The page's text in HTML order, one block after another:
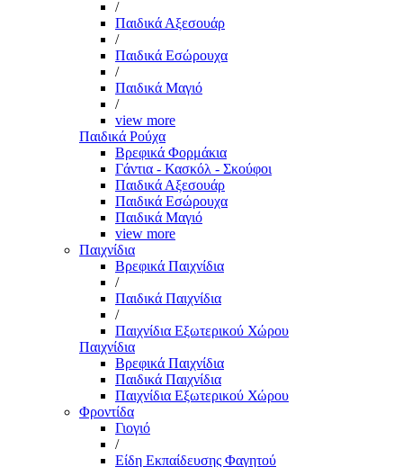
/
Παιδικά Αξεσουάρ
/
Παιδικά Εσώρουχα
/
Παιδικά Μαγιό
/
view more
Παιδικά Ρούχα
Βρεφικά Φορμάκια
Γάντια - Κασκόλ - Σκούφοι
Παιδικά Αξεσουάρ
Παιδικά Εσώρουχα
Παιδικά Μαγιό
view more
Παιχνίδια
Βρεφικά Παιχνίδια
/
Παιδικά Παιχνίδια
/
Παιχνίδια Εξωτερικού Χώρου
Παιχνίδια
Βρεφικά Παιχνίδια
Παιδικά Παιχνίδια
Παιχνίδια Εξωτερικού Χώρου
Φροντίδα
Γιογιό
/
Είδη Εκπαίδευσης Φαγητού